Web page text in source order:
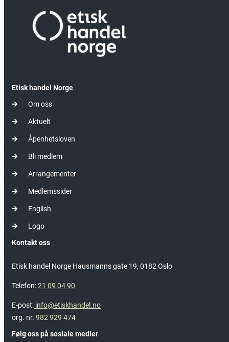
Etisk handel Norge
Om oss
Aktuelt
Åpenhetsloven
Bli medlem
Arrangementer
Medlemssider
English
Logo
Kontakt oss
Etisk handel Norge Hausmanns gate 19, 0182 Oslo
Telefon:21 09 04 90
E-post: info@etiskhandel.no
org. nr. 982 929 474
Følg oss på sosiale medier